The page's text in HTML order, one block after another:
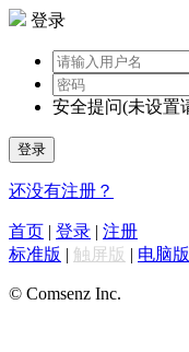
登录
安全提问(未设置
登录
还没有注册？
首页 | 登录 | 注册
标准版 | 触屏版 | 电脑版
© Comsenz Inc.